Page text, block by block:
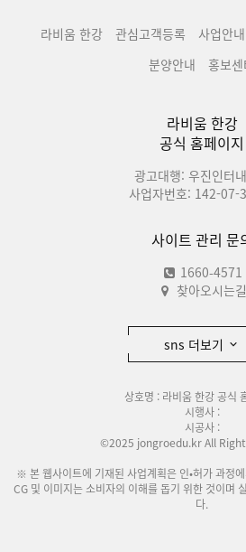
라비움 한강 관심고객등록 사업안내
분양안내
홍보센
라비움 한강
공식 홈페이지
광고대행: 우진인터
사업자번호: 142-07-
사이트 관리 문
1660-4571
찾아오시는길
sns 더보기
상호명 : 라비움 한강 공식
시행사 :
시공사 :
©2025 jongroedu.kr All
※ 본 웹사이트에 기재된 사업계획은 인•허가 과정
CG 및 이미지는 소비자의 이해를 돕기 위한 것이며
다.